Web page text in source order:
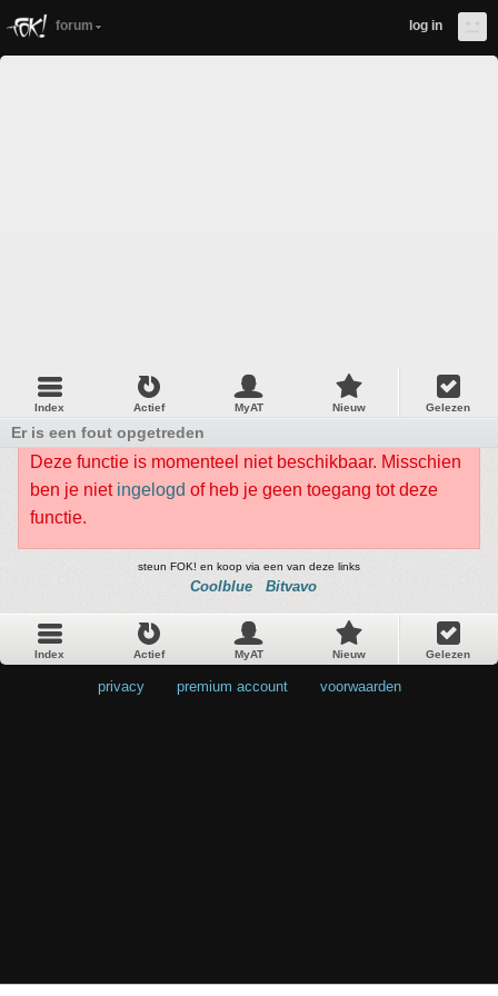
forum log in
Index Actief MyAT Nieuw Gelezen
Er is een fout opgetreden
Deze functie is momenteel niet beschikbaar. Misschien
ben je niet ingelogd of heb je geen toegang tot deze
functie.
steun FOK! en koop via een van deze links
Coolblue Bitvavo
Index Actief MyAT Nieuw Gelezen
privacy premium account voorwaarden